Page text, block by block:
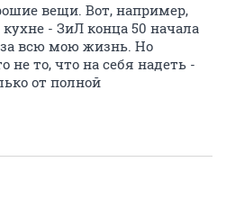
вещи. Вот, например,
- ЗиЛ конца 50 начала
за всю мою жизнь. Но
не то, что на себя надеть -
от полной